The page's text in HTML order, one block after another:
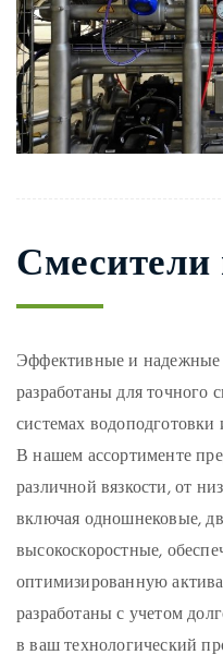
Эффективные и
разработаны для
системах
В нашем ассортименте
различной вязкости, от
включая одношнековые,
высокоскоростные,
оптимизированную
разработаны с учетом
в ваш технологический